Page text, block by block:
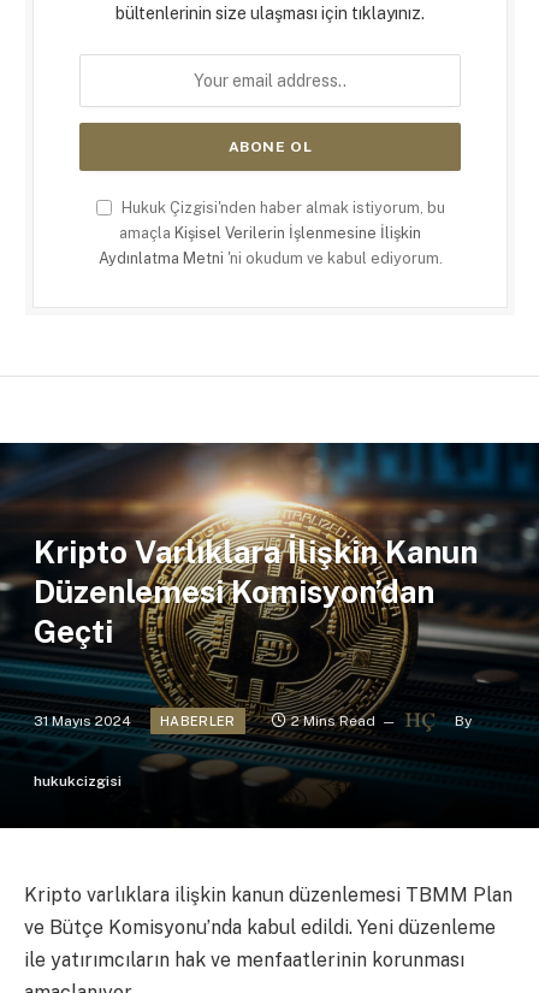
bültenlerinin size ulaşması için tıklayınız.
Hukuk Çizgisi'nden haber almak istiyorum, bu
amaçla Kişisel Verilerin İşlenmesine İlişkin
Aydınlatma Metni 'ni okudum ve kabul ediyorum.
Kripto Varlıklara İlişkin Kanun
Düzenlemesi Komisyon’dan
Geçti
31 Mayıs 2024 HABERLER 2 Mins Read By
hukukcizgisi
Kripto varlıklara ilişkin kanun düzenlemesi TBMM Plan
ve Bütçe Komisyonu’nda kabul edildi. Yeni düzenleme
ile yatırımcıların hak ve menfaatlerinin korunması